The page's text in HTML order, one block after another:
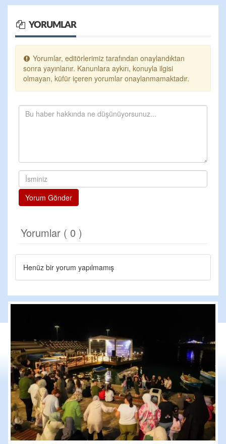
YORUMLAR
Yorumlar, editörlerimiz tarafından onaylandıktan
sonra yayınlanır. Kanunlara aykırı, konuyla ilgisi
olmayan, küfür içeren yorumlar onaylanmamaktadır.
Yorum Gönder
Yorumlar ( 0 )
Henüz bir yorum yapılmamış